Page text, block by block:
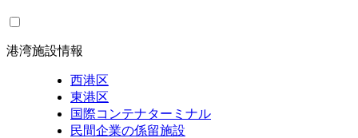
港湾施設情報
西港区
東港区
国際コンテナターミナル
民間企業の係留施設